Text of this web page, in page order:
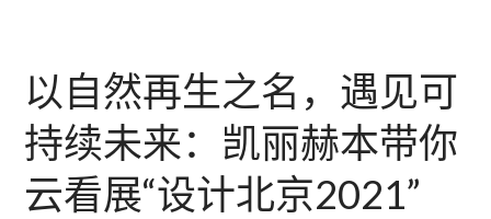
以自然再生之名，遇见可
持续未来：凯丽赫本带你
云看展“设计北京2021”